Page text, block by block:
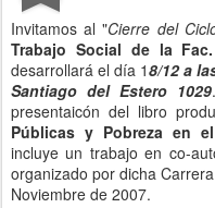
Invitamos al "Cierre del
Trabajo Social de la
desarrollará el día 18/12 a
Santiago del Estero 1029
presentaicón del libro
Públicas y Pobreza en
incluye un trabajo en co-
organizado por dicha
Noviembre de 2007.